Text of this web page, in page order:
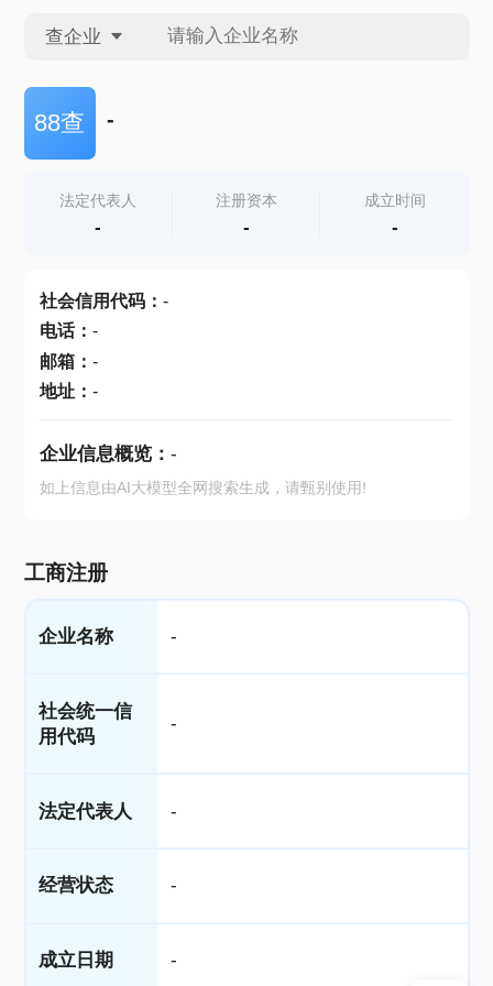
查企业
查企业
查产地
88查 -
法定代表人
-
注册资本
-
成立时间
-
社会信用代码： -
电话： -
邮箱： -
地址： -
企业信息概览： -
如上信息由AI大模型全网搜索生成，请甄别使用!
工商注册
企业名称 -
社会统一信
用代码
-
法定代表人 -
经营状态 -
成立日期 -